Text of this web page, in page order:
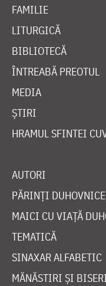
FAMILIE
LITURGICĂ
BIBLIOTECĂ
ÎNTREABĂ PREOTUL
MEDIA
ȘTIRI
HRAMUL SFINTEI
AUTORI
PĂRINȚI
MAICI CU VIAȚĂ
TEMATICĂ
SINAXAR ALFABETIC
MĂNĂSTIRI ȘI